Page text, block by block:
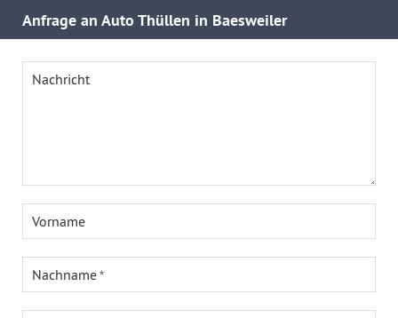
Anfrage an Auto Thüllen in Baesweiler
Nachricht
Vorname
Nachname